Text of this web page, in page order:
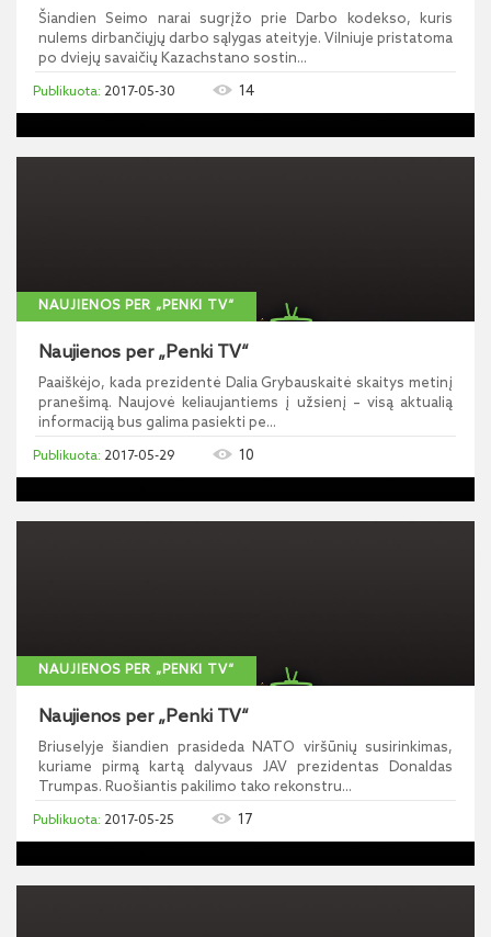
Šiandien Seimo narai sugrįžo prie Darbo kodekso, kuris
nulems dirbančiųjų darbo sąlygas ateityje. Vilniuje pristatoma
po dviejų savaičių Kazachstano sostin...
2017-05-30 14
NAUJIENOS PER „PENKI TV“
Naujienos per „Penki TV“
Paaiškėjo, kada prezidentė Dalia Grybauskaitė skaitys metinį
pranešimą. Naujovė keliaujantiems į užsienį – visą aktualią
informaciją bus galima pasiekti pe...
2017-05-29 10
NAUJIENOS PER „PENKI TV“
Naujienos per „Penki TV“
Briuselyje šiandien prasideda NATO viršūnių susirinkimas,
kuriame pirmą kartą dalyvaus JAV prezidentas Donaldas
Trumpas. Ruošiantis pakilimo tako rekonstru...
2017-05-25 17